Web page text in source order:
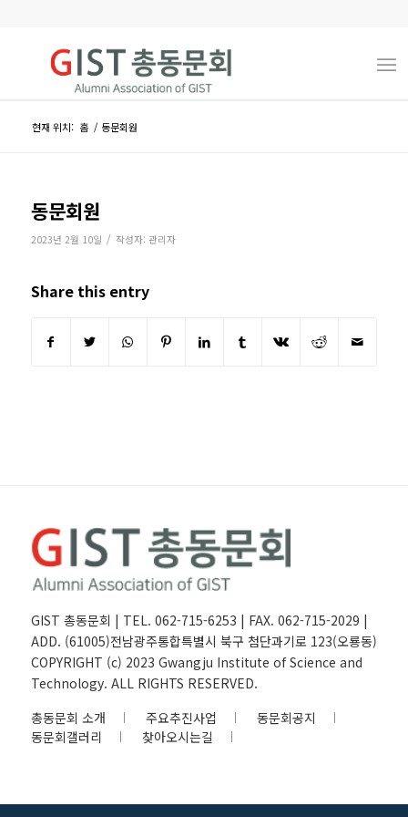
현재 위치: 홈 / 동문회원
동문회원
2023년 2월 10일 / 작성자: 관리자
Share this entry
GIST 총동문회 | TEL. 062-715-6253 | FAX. 062-715-2029 |
ADD. (61005)전남광주통합특별시 북구 첨단과기로 123(오룡동)
COPYRIGHT (c) 2023 Gwangju Institute of Science and
Technology. ALL RIGHTS RESERVED.
총동문회 소개
주요추진사업
동문회공지
동문회갤러리
찾아오시는길